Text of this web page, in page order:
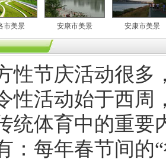
市美景 安康市美景 安康市美景
性节庆活动很多
性活动始于西周
统体育中的重要
：每年春节间的